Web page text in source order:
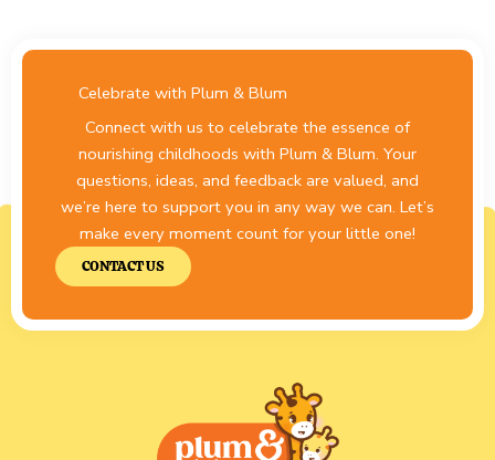
Celebrate with Plum & Blum
Connect with us to celebrate the essence of
nourishing childhoods with Plum & Blum. Your
questions, ideas, and feedback are valued, and
we’re here to support you in any way we can. Let’s
make every moment count for your little one!
CONTACT US